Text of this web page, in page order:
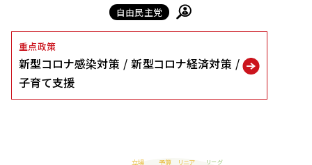
自由民主党
重点政策
新型コロナ感染対策
新型コロナ経済対策
子育て支援